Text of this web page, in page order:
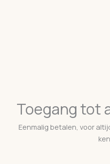
Toegang tot
Eenmalig betalen, voor